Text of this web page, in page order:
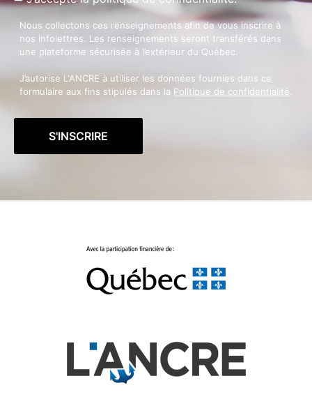
Nous collectons ces renseignements afin de vous inscrire à
nos infolettres. Les renseignements seront transférés dans
une plateforme sécurisée à l’extérieur du Québec.
J’autorise L'ANCRE à utiliser les données fournies dans ce
formulaire aux fins stipulés dans la Politique de confidentialité